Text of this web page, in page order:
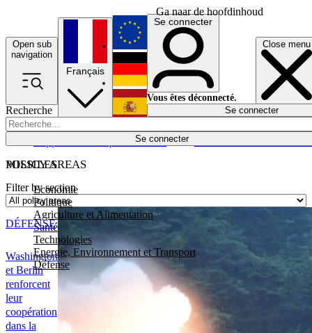
Ga naar de hoofdinhoud
Open sub
navigation
Close menu
Recherche
Se connecter
POLICY AREAS
Economie
Politique
Agriculture et Alimentation
Santé
Technologies
Energie, Environnement et Transport
Défense
Économie
Français
English
Deutsch
Español
Se connecter
Vous êtes déconnecté.
Se connecter
MISSILES
Filter by section
Washington
et Berlin
renforcent
leur
coopération
dans la
DÉFENSE